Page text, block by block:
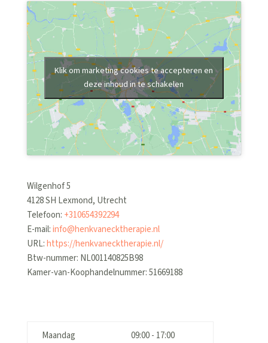
Klik om marketing cookies te accepteren en
deze inhoud in te schakelen
Wilgenhof 5
4128 SH Lexmond, Utrecht
Telefoon: +310654392294
E-mail:info@henkvanecktherapie.nl
URL:https://henkvanecktherapie.nl/
Btw-nummer: NL001140825B98
Kamer-van-Koophandelnummer: 51669188
Maandag
09:00 - 17:00